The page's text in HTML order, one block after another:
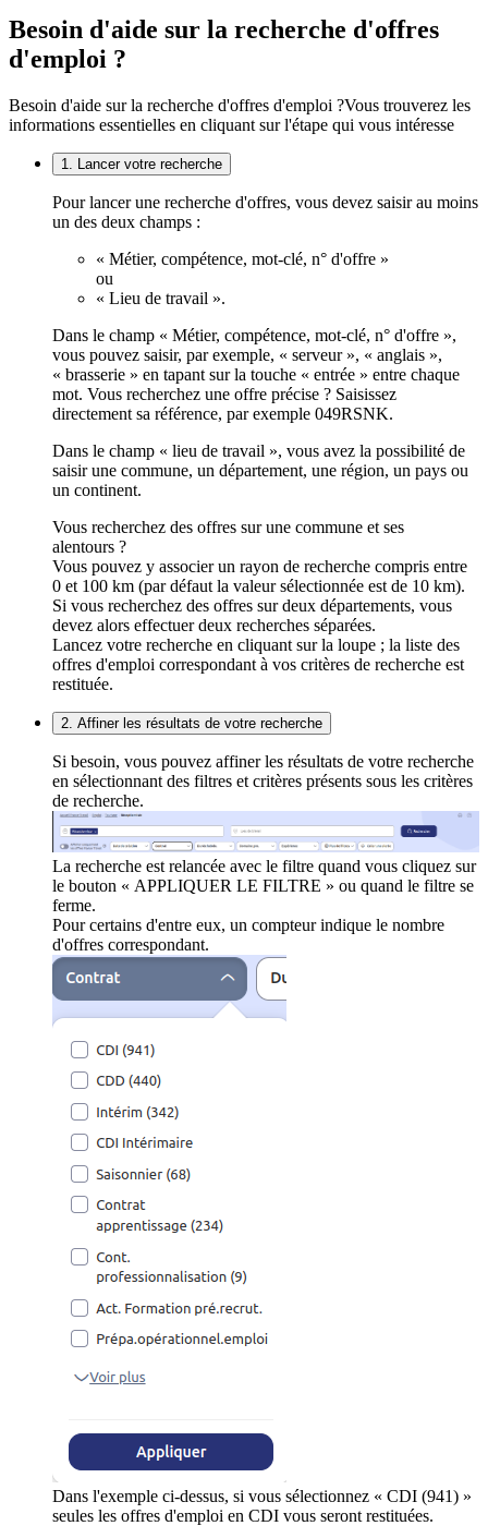
Besoin d'aide sur la recherche d'offres
d'emploi ?
Besoin d'aide sur la recherche d'offres d'emploi ?Vous trouverez les
informations essentielles en cliquant sur l'étape qui vous intéresse
1. Lancer votre recherche
Pour lancer une recherche d'offres, vous devez saisir au moins
un des deux champs :
« Métier, compétence, mot-clé, n° d'offre »
ou
« Lieu de travail ».
Dans le champ « Métier, compétence, mot-clé, n° d'offre »,
vous pouvez saisir, par exemple, « serveur », « anglais »,
« brasserie » en tapant sur la touche « entrée » entre chaque
mot. Vous recherchez une offre précise ? Saisissez
directement sa référence, par exemple 049RSNK.
Dans le champ « lieu de travail », vous avez la possibilité de
saisir une commune, un département, une région, un pays ou
un continent.
Vous recherchez des offres sur une commune et ses
alentours ?
Vous pouvez y associer un rayon de recherche compris entre
0 et 100 km (par défaut la valeur sélectionnée est de 10 km).
Si vous recherchez des offres sur deux départements, vous
devez alors effectuer deux recherches séparées.
Lancez votre recherche en cliquant sur la loupe ; la liste des
offres d'emploi correspondant à vos critères de recherche est
restituée.
2. Affiner les résultats de votre recherche
Si besoin, vous pouvez affiner les résultats de votre recherche
en sélectionnant des filtres et critères présents sous les critères
de recherche.
La recherche est relancée avec le filtre quand vous cliquez sur
le bouton « APPLIQUER LE FILTRE » ou quand le filtre se
ferme.
Pour certains d'entre eux, un compteur indique le nombre
d'offres correspondant.
Dans l'exemple ci-dessus, si vous sélectionnez « CDI (941) »
seules les offres d'emploi en CDI vous seront restituées.